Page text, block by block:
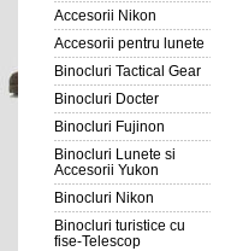
Accesorii Nikon
Accesorii pentru lunete
Binocluri Tactical Gear
Binocluri Docter
Binocluri Fujinon
Binocluri Lunete si
Accesorii Yukon
Binocluri Nikon
Binocluri turistice cu
fise-Telescop